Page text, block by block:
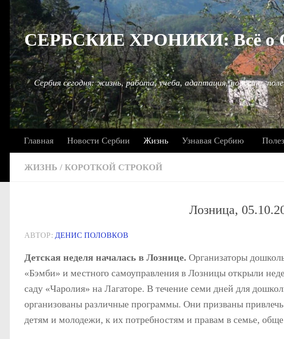
Под записью
СЕРБСКИЕ ХРОНИКИ: Всё о
Сербия сегодня: жизнь, работа, учеба, адаптация, новости,
Главная Новости Сербии Жизнь Узнавая Сербию
ЖИЗНЬ / КОРОТКОЙ СТРОКОЙ
Лозница,
АВТОР: ДЕНИС ПОЛОВКОВ
Детская неделя началась в Лознице. Организаторы
«Бэмби» и местного самоуправления в Лозницы открыли
саду «Чаролия» на Лагаторе. В течение семи дней для
организованы различные программы. Они призваны
детям и молодежи, к их потребностям и правам в семье,